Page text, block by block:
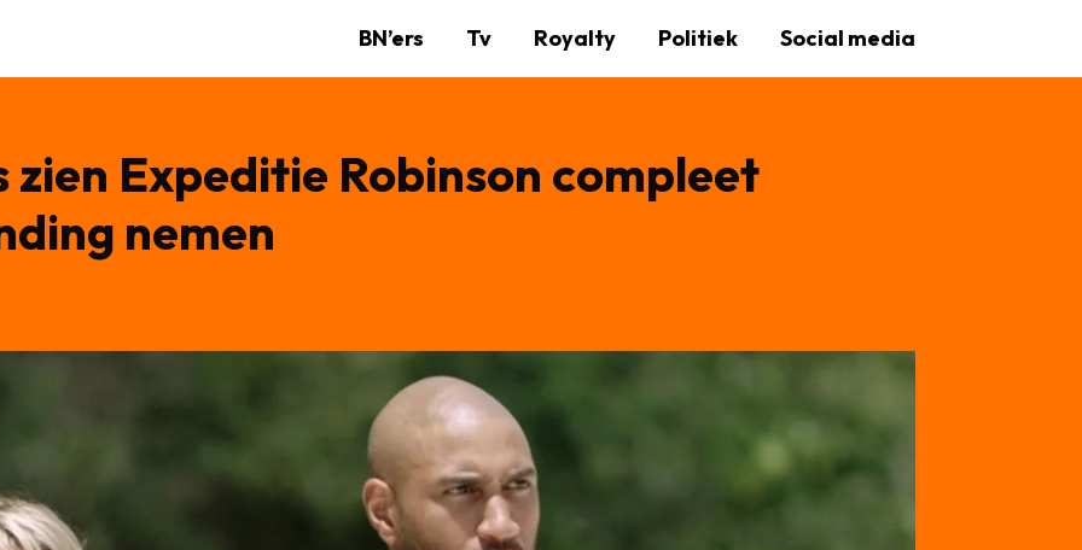
BN’ers Tv Royalty Politiek Social media
zien Expeditie Robinson compleet
nemen